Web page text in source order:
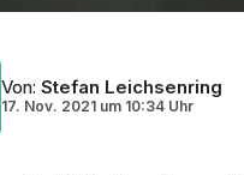
Von: Stefan Leichsenring
17. Nov. 2021 um 10:34 Uhr